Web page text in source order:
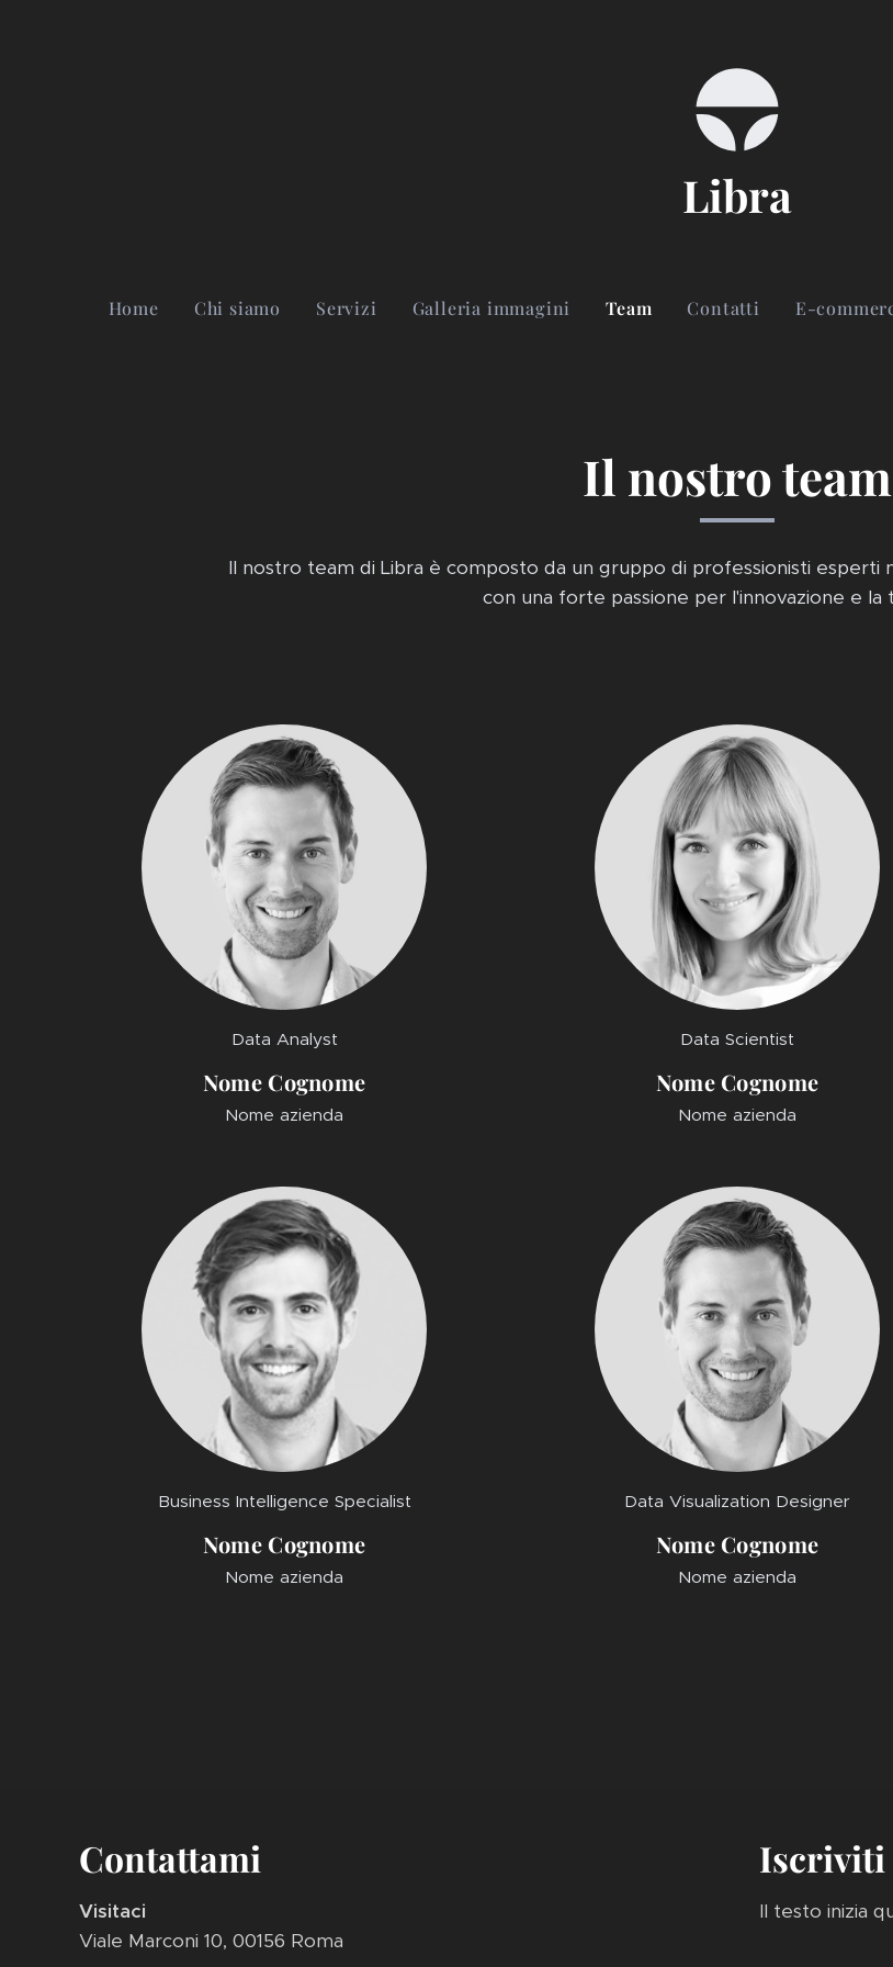
Libra
Home Chi siamo Servizi Galleria immagini Team Contatti E-
Il nostro team
Il nostro team di Libra è composto da un gruppo di professionisti esperti
con una forte passione per l'innovazione e la
Data Analyst
Nome Cognome
Nome azienda
Data Scientist
Nome Cognome
Nome azienda
Business Intelligence Specialist
Nome Cognome
Nome azienda
Data Visualization Designer
Nome Cognome
Nome azienda
Contattami
Visitaci
Viale Marconi 10, 00156 Roma
Iscriviti
Il testo inizia